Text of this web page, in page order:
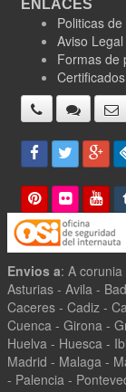
ENLACES
Politicas
Aviso Legal
Formas de
Certificados
Envios a: A
Asturias - Avila -
Caceres - Cadiz -
Cuenca - Girona -
Huelva - Huesca -
Madrid - Malaga -
- Palencia -